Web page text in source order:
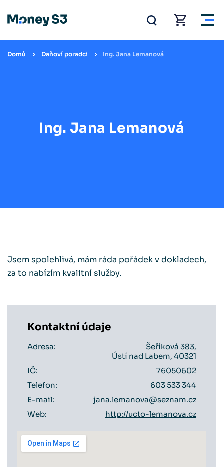
Domů Daňoví poradci Ing. Jana Lemanová
Ing. Jana Lemanová
Jsem spolehlivá, mám ráda pořádek v dokladech,
za to nabízím kvalitní služby.
Kontaktní údaje
Adresa:
Šeříková 383,
Ústí nad Labem, 40321
IČ:
76050602
Telefon:
603 533 344
E-mail:
jana.lemanova@seznam.cz
Web:
http://ucto-lemanova.cz